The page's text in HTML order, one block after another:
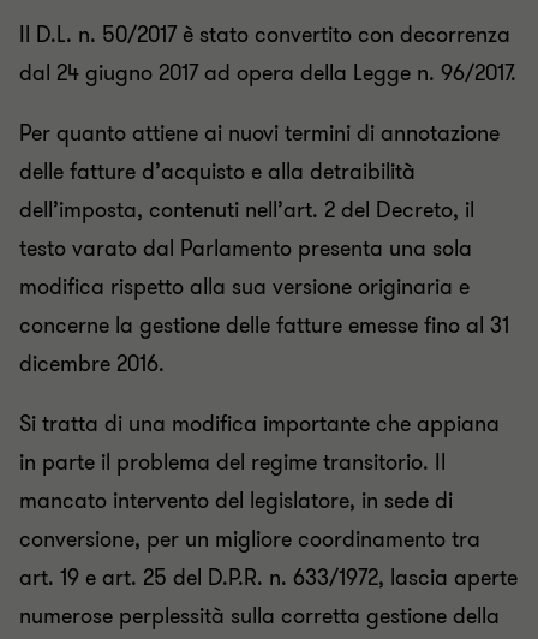
Il D.L. n. 50/2017 è stato convertito con decorrenza
dal 24 giugno 2017 ad opera della Legge n. 96/2017.
Per quanto attiene ai nuovi termini di annotazione
delle fatture d’acquisto e alla detraibilità
dell’imposta, contenuti nell’art. 2 del Decreto, il
testo varato dal Parlamento presenta una sola
modifica rispetto alla sua versione originaria e
concerne la gestione delle fatture emesse fino al 31
dicembre 2016.
Si tratta di una modifica importante che appiana
in parte il problema del regime transitorio. Il
mancato intervento del legislatore, in sede di
conversione, per un migliore coordinamento tra
art. 19 e art. 25 del D.P.R. n. 633/1972, lascia aperte
numerose perplessità sulla corretta gestione della